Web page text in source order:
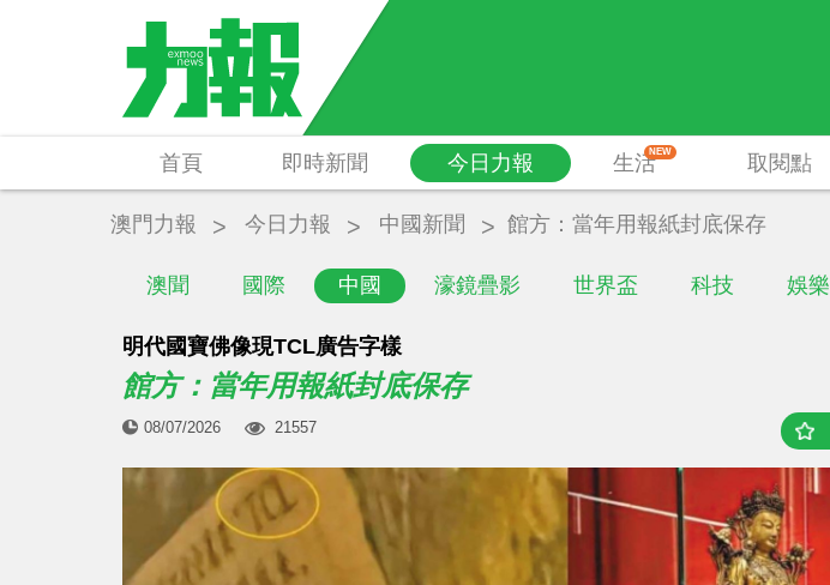
首頁 即時新聞 今日力報
澳聞 國際 中國 濠鏡疊影 世界盃 科技 娛樂
生活NEW 取閱點
澳門力報 今日力報 中國新聞 館方：當年用報紙封底保存
明代國寶佛像現TCL廣告字樣
館方：當年用報紙封底保存
08/07/2026 21557